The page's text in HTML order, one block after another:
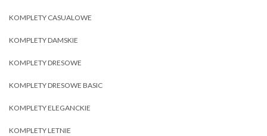
KOMPLETY CASUALOWE
KOMPLETY DAMSKIE
KOMPLETY DRESOWE
KOMPLETY DRESOWE BASIC
KOMPLETY ELEGANCKIE
KOMPLETY LETNIE